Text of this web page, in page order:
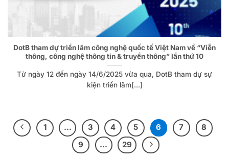
DotB tham dự triển lãm công nghệ quốc tế Việt Nam về “Viễn
thông, công nghệ thông tin & truyền thông” lần thứ 10
Từ ngày 12 đến ngày 14/6/2025 vừa qua, DotB tham dự sự
kiện triển lãm[...]
1 … 3 4 5 6 7
8
9
… 29